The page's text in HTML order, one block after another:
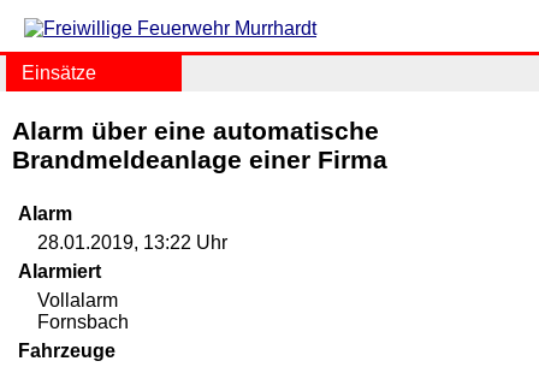
Einsätze
Alarm über eine automatische
Brandmeldeanlage einer Firma
Alarm
28.01.2019, 13:22 Uhr
Alarmiert
Vollalarm
Fornsbach
Fahrzeuge